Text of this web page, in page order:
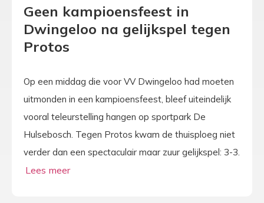
Geen kampioensfeest in
Dwingeloo na gelijkspel tegen
Protos
Op een middag die voor VV Dwingeloo had moeten
uitmonden in een kampioensfeest, bleef uiteindelijk
vooral teleurstelling hangen op sportpark De
Hulsebosch. Tegen Protos kwam de thuisploeg niet
verder dan een spectaculair maar zuur gelijkspel: 3-3.